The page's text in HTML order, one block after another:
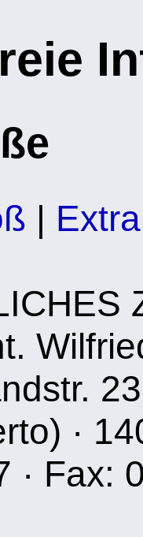
|
·
· Fax: